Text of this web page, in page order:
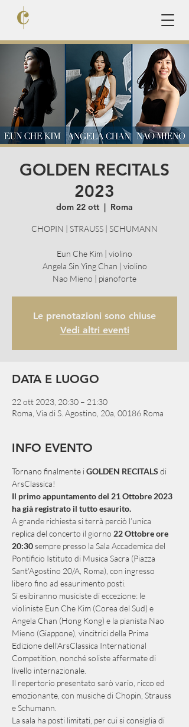
GOLDEN RECITALS
2023
dom 22 ott
  |
Roma
CHOPIN | STRAUSS | SCHUMANN
Eun Che Kim | violino
Angela Sin Ying Chan | violino
Nao Mieno | pianoforte
Le prenotazioni sono chiuse
Vedi altri eventi
DATA E LUOGO
22 ott 2023, 20:30 – 21:30
Roma, Via di S. Agostino, 20a, 00186 Roma
INFO EVENTO
Tornano finalmente i GOLDEN RECITALS di
ArsClassica!
Il primo appuntamento del 21 Ottobre 2023
ha già registrato il tutto esaurito.
A grande richiesta si terrà perciò l’unica
replica del concerto il giorno 22 Ottobre ore
20:30 sempre presso la Sala Accademica del
Pontificio Istituto di Musica Sacra (Piazza
Sant'Agostino 20/A, Roma), con ingresso
libero fino ad esaurimento posti.
Si esibiranno musiciste di eccezione: le
violiniste Eun Che Kim (Corea del Sud) e
Angela Chan (Hong Kong) e la pianista Nao
Mieno (Giappone), vincitrici della Prima
Edizione dell'ArsClassica International
Competition, nonché soliste affermate di
livello internazionale.
Il repertorio presentato sarò vario, ricco ed
emozionante, con musiche di Chopin, Strauss
e Schumann.
La sala ha posti limitati, per cui si consiglia di